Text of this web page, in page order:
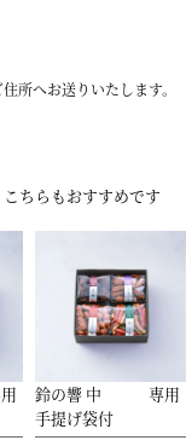
所へお送りいたします。
こちらもおすすめです
鈴の響 中 専用
手提げ袋付